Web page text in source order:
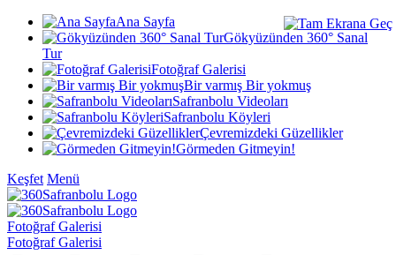
Ana Sayfa
Gökyüzünden 360° Sanal
Tur
Fotoğraf Galerisi
Bir varmış Bir yokmuş
Safranbolu Videoları
Safranbolu Köyleri
Çevremizdeki Güzellikler
Görmeden Gitmeyin!
Keşfet Menü
Fotoğraf Galerisi
Fotoğraf Galerisi